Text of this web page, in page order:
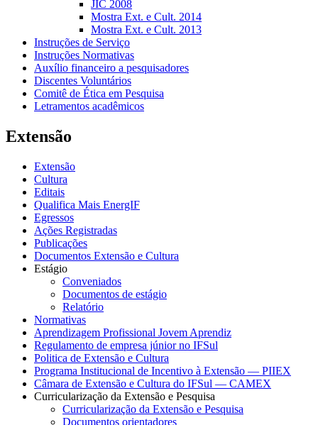
JIC 2008
Mostra Ext. e Cult. 2014
Mostra Ext. e Cult. 2013
Instruções de Serviço
Instruções Normativas
Auxílio financeiro a pesquisadores
Discentes Voluntários
Comitê de Ética em Pesquisa
Letramentos acadêmicos
Extensão
Extensão
Cultura
Editais
Qualifica Mais EnergIF
Egressos
Ações Registradas
Publicações
Documentos Extensão e Cultura
Estágio
Conveniados
Documentos de estágio
Relatório
Normativas
Aprendizagem Profissional Jovem Aprendiz
Regulamento de empresa júnior no IFSul
Politica de Extensão e Cultura
Programa Institucional de Incentivo à Extensão — PIIEX
Câmara de Extensão e Cultura do IFSul — CAMEX
Curricularização da Extensão e Pesquisa
Curricularização da Extensão e Pesquisa
Documentos orientadores